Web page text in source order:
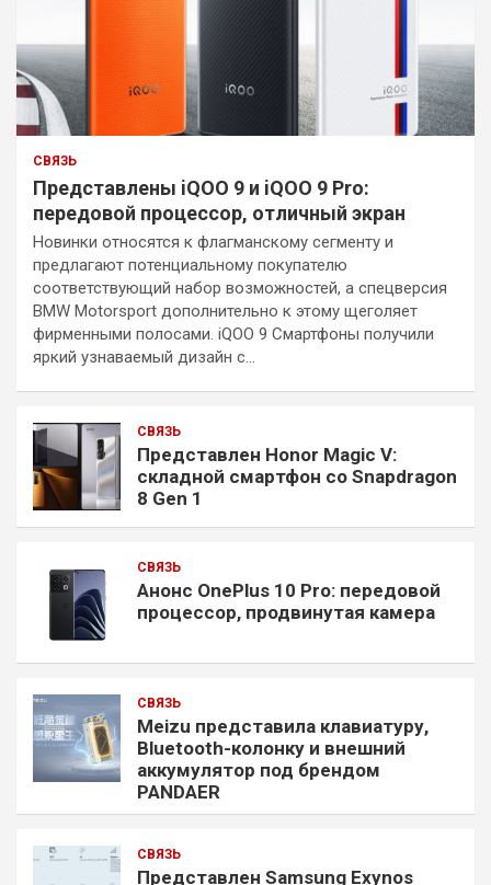
СВЯЗЬ
Представлены iQOO 9 и iQOO 9 Pro:
передовой процессор, отличный экран
Новинки относятся к флагманскому сегменту и
предлагают потенциальному покупателю
соответствующий набор возможностей, а спецверсия
BMW Motorsport дополнительно к этому щеголяет
фирменными полосами. iQOO 9 Смартфоны получили
яркий узнаваемый дизайн с…
СВЯЗЬ
Представлен Honor Magic V:
складной смартфон со Snapdragon
8 Gen 1
СВЯЗЬ
Анонс OnePlus 10 Pro: передовой
процессор, продвинутая камера
СВЯЗЬ
Meizu представила клавиатуру,
Bluetooth-колонку и внешний
аккумулятор под брендом
PANDAER
СВЯЗЬ
Представлен Samsung Exynos